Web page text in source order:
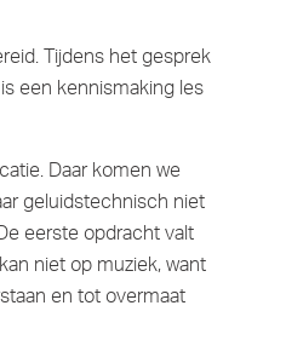
Tijdens het gesprek
een kennismaking les
Daar komen we
geluidstechnisch niet
eerste opdracht valt
niet op muziek, want
en tot overmaat